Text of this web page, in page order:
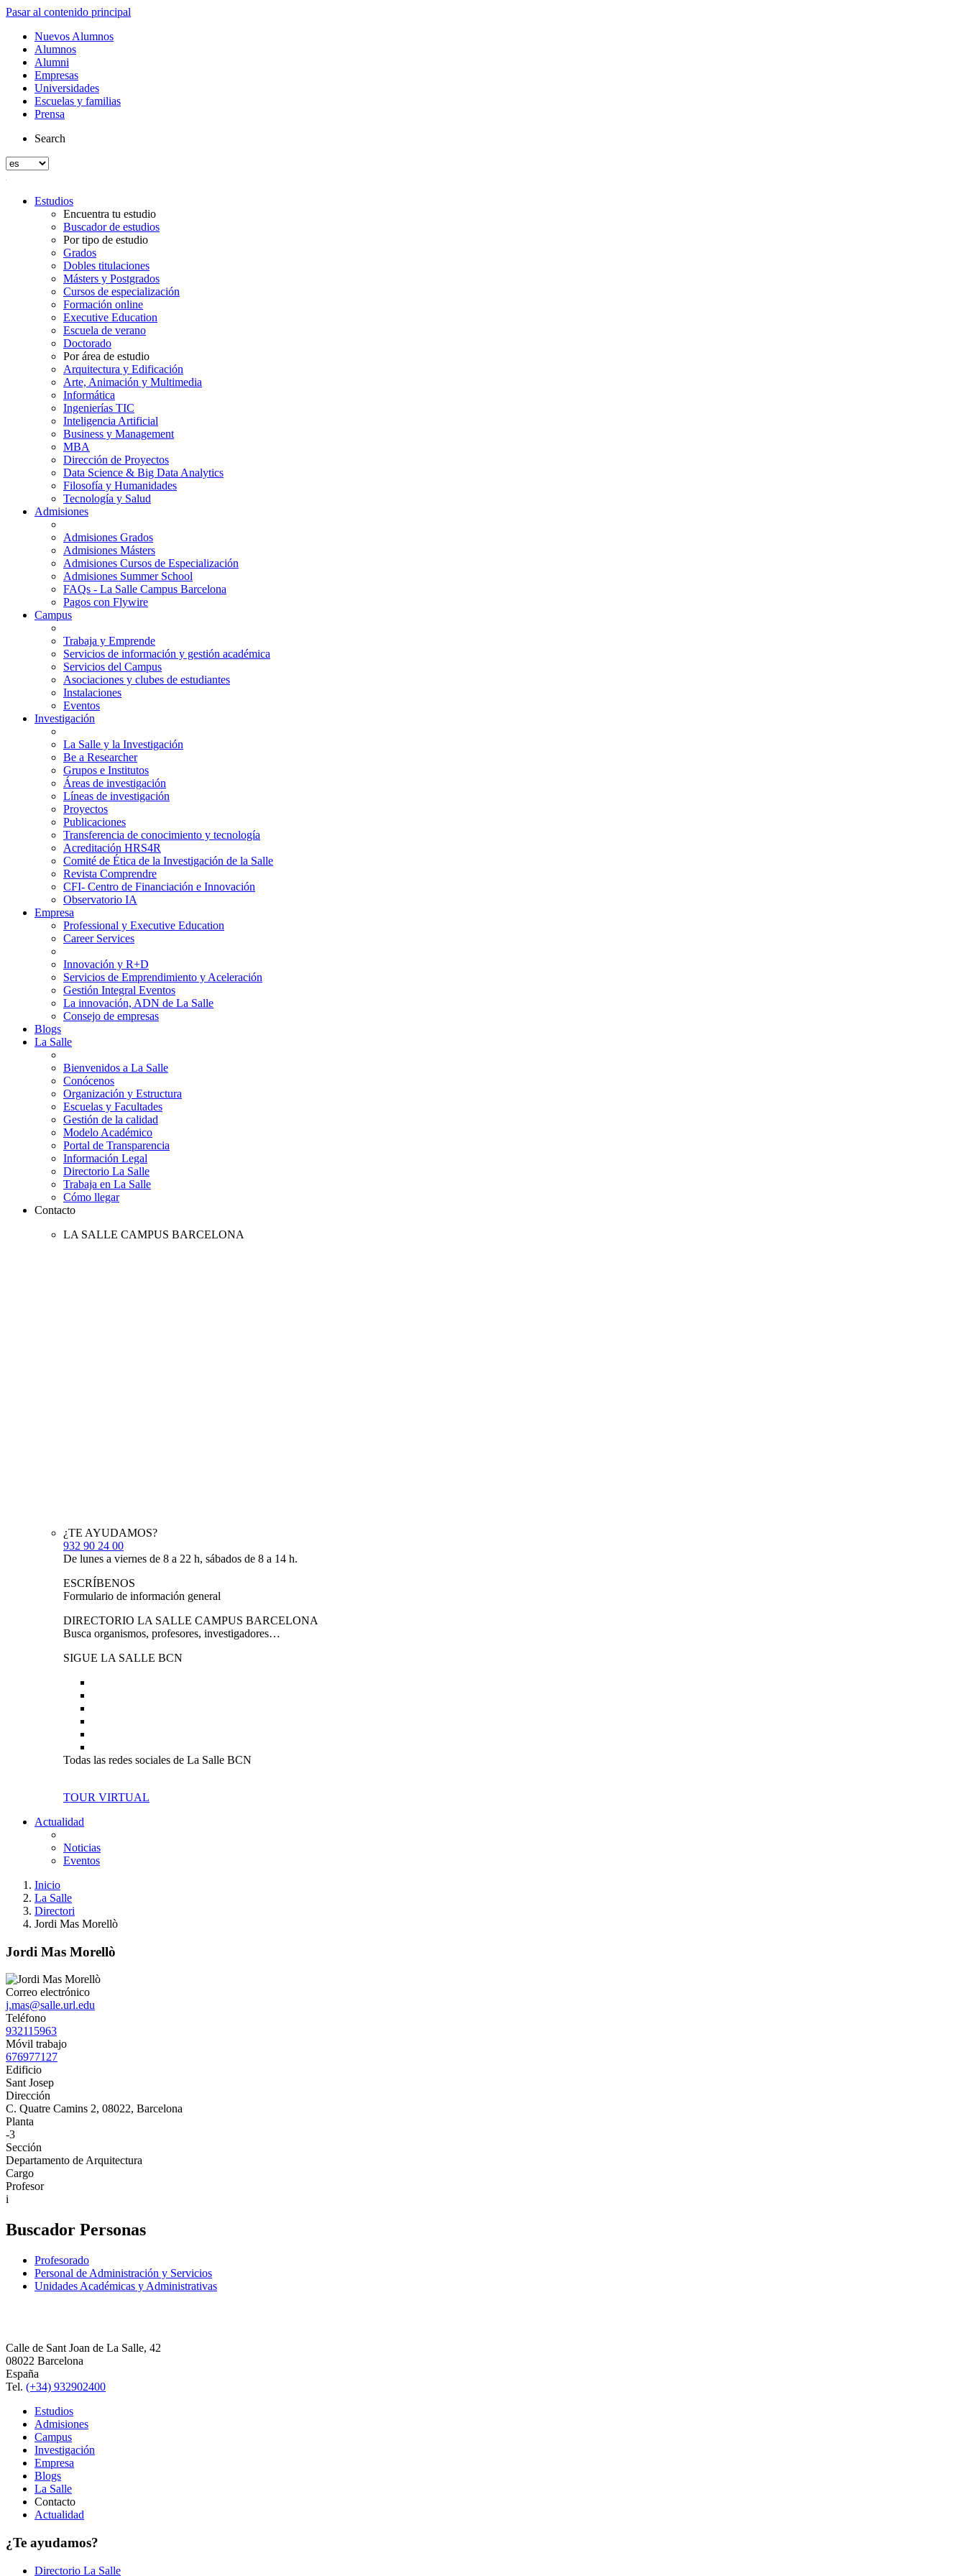
Pasar al contenido principal
Nuevos Alumnos
Alumnos
Alumni
Empresas
Universidades
Escuelas y familias
Prensa
Search
Estudios
Encuentra tu estudio
Buscador de estudios
Por tipo de estudio
Grados
Dobles titulaciones
Másters y Postgrados
Cursos de especialización
Formación online
Executive Education
Escuela de verano
Doctorado
Por área de estudio
Arquitectura y Edificación
Arte, Animación y Multimedia
Informática
Ingenierías TIC
Inteligencia Artificial
Business y Management
MBA
Dirección de Proyectos
Data Science & Big Data Analytics
Filosofía y Humanidades
Tecnología y Salud
Admisiones
Admisiones Grados
Admisiones Másters
Admisiones Cursos de Especialización
Admisiones Summer School
FAQs - La Salle Campus Barcelona
Pagos con Flywire
Campus
Trabaja y Emprende
Servicios de información y gestión académica
Servicios del Campus
Asociaciones y clubes de estudiantes
Instalaciones
Eventos
Investigación
La Salle y la Investigación
Be a Researcher
Grupos e Institutos
Áreas de investigación
Líneas de investigación
Proyectos
Publicaciones
Transferencia de conocimiento y tecnología
Acreditación HRS4R
Comité de Ética de la Investigación de la Salle
Revista Comprendre
CFI- Centro de Financiación e Innovación
Observatorio IA
Empresa
Professional y Executive Education
Career Services
Innovación y R+D
Servicios de Emprendimiento y Aceleración
Gestión Integral Eventos
La innovación, ADN de La Salle
Consejo de empresas
Blogs
La Salle
Bienvenidos a La Salle
Conócenos
Organización y Estructura
Escuelas y Facultades
Gestión de la calidad
Modelo Académico
Portal de Transparencia
Información Legal
Directorio La Salle
Trabaja en La Salle
Cómo llegar
Contacto
LA SALLE CAMPUS BARCELONA
¿TE AYUDAMOS?
932 90 24 00
De lunes a viernes de 8 a 22 h, sábados de 8 a 14 h.
ESCRÍBENOS
Formulario de información general
DIRECTORIO LA SALLE CAMPUS BARCELONA
Busca organismos, profesores, investigadores…
SIGUE LA SALLE BCN
Todas las redes sociales de La Salle BCN
TOUR VIRTUAL
Actualidad
Noticias
Eventos
Inicio
La Salle
Directori
Jordi Mas Morellò
Jordi Mas Morellò
Correo electrónico
j.mas@salle.url.edu
Teléfono
932115963
Móvil trabajo
676977127
Edificio
Sant Josep
Dirección
C. Quatre Camins 2, 08022, Barcelona
Planta
-3
Sección
Departamento de Arquitectura
Cargo
Profesor
i
Buscador Personas
Profesorado
Personal de Administración y Servicios
Unidades Académicas y Administrativas
Calle de Sant Joan de La Salle, 42
08022 Barcelona
España
Tel. (+34) 932902400
Estudios
Admisiones
Campus
Investigación
Empresa
Blogs
La Salle
Contacto
Actualidad
¿Te ayudamos?
Directorio La Salle